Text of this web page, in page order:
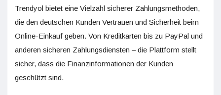
Trendyol bietet eine Vielzahl sicherer Zahlungsmethoden,
die den deutschen Kunden Vertrauen und Sicherheit beim
Online-Einkauf geben. Von Kreditkarten bis zu PayPal und
anderen sicheren Zahlungsdiensten – die Plattform stellt
sicher, dass die Finanzinformationen der Kunden
geschützt sind.